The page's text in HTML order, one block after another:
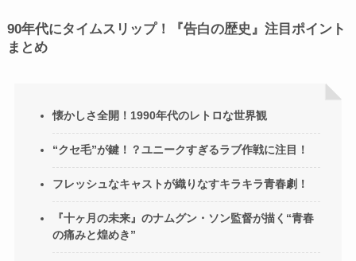
90年代にタイムスリップ！『告白の歴史』注目ポイント
まとめ
懐かしさ全開！1990年代のレトロな世界観
“クセ毛”が鍵！？ユニークすぎるラブ作戦に注目！
フレッシュなキャストが織りなすキラキラ青春劇！
『十ヶ月の未来』のナムグン・ソン監督が描く“青春
の痛みと煌めき”